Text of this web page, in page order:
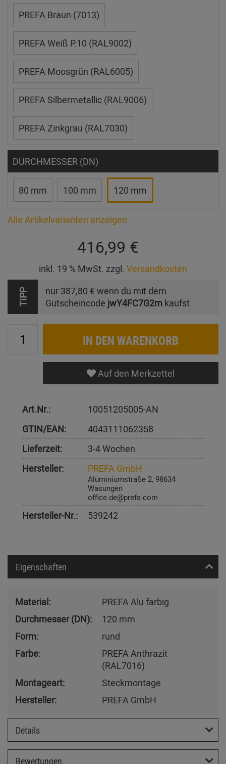
PREFA Braun (7013)
PREFA Weiß P.10 (RAL9002)
PREFA Moosgrün (RAL6005)
PREFA Silbermetallic (RAL9006)
PREFA Zinkgrau (RAL7030)
DURCHMESSER (DN)
80 mm 100 mm 120 mm
Alle Artikelvarianten anzeigen
416,99 €
inkl. 19 % MwSt. zzgl. Versandkosten
TIPP nur 387,80 € wenn du mit dem
Gutscheincode jwY4FC7G2m kaufst
IN DEN WARENKORB
Auf den Merkzettel
Art.Nr.:
10051205005-AN
GTIN/EAN:
4043111062358
Lieferzeit:
3-4 Wochen
Hersteller:
PREFA GmbH
Aluminiumstraße 2, 98634
Wasungen
office.de@prefa.com
Hersteller-Nr.: 539242
Eigenschaften
Material:
PREFA Alu farbig
Durchmesser (DN):
120 mm
Form:
rund
Farbe:
PREFA Anthrazit
(RAL7016)
Montageart:
Steckmontage
Hersteller:
PREFA GmbH
Details
Bewertungen